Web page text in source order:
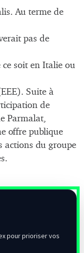
Au terme de
pas de
ce soit en Italie ou
Suite à
de
Parmalat,
offre publique
actions du groupe
pour prioriser vos